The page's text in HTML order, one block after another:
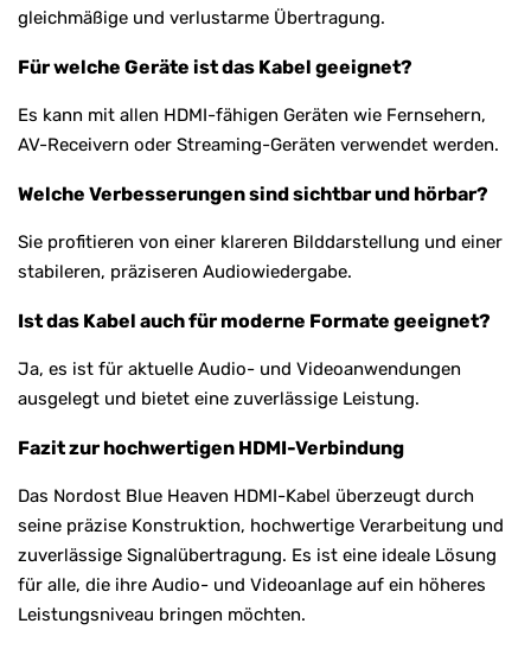
gleichmäßige und verlustarme Übertragung.
Für welche Geräte ist das Kabel geeignet?
Es kann mit allen HDMI-fähigen Geräten wie Fernsehern,
AV-Receivern oder Streaming-Geräten verwendet werden.
Welche Verbesserungen sind sichtbar und hörbar?
Sie profitieren von einer klareren Bilddarstellung und einer
stabileren, präziseren Audiowiedergabe.
Ist das Kabel auch für moderne Formate geeignet?
Ja, es ist für aktuelle Audio- und Videoanwendungen
ausgelegt und bietet eine zuverlässige Leistung.
Fazit zur hochwertigen HDMI-Verbindung
Das Nordost Blue Heaven HDMI-Kabel überzeugt durch
seine präzise Konstruktion, hochwertige Verarbeitung und
zuverlässige Signalübertragung. Es ist eine ideale Lösung
für alle, die ihre Audio- und Videoanlage auf ein höheres
Leistungsniveau bringen möchten.